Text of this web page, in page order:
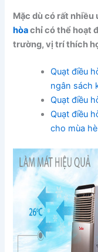
Mặc dù có rất
hòachỉ có thể hoạt
trường, vị trí thích
Quạt điều
ngân sách
Quạt điều
Quạt điều
cho mùa hè